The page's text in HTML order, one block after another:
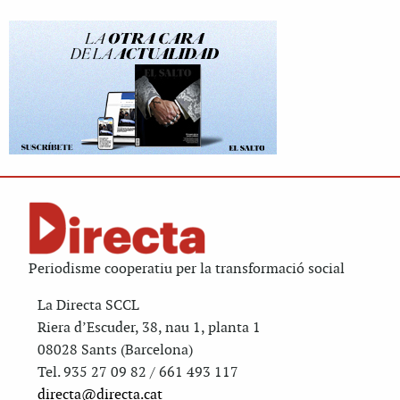
Periodisme cooperatiu per la transformació social
La Directa SCCL
Riera d’Escuder, 38, nau 1, planta 1
08028 Sants (Barcelona)
Tel. 935 27 09 82 / 661 493 117
directa@directa.cat